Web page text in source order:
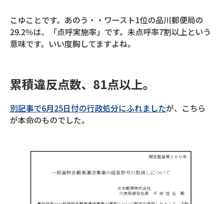
こゆことです。あのう・・ワースト1位の品川郵便局の
29.2％は、「点呼実施率」です。未点呼率7割以上という
意味です。いい度胸してますよね。
累積違反点数、81点以上。
別記事で6月25日付の行政処分にふれましたが、こちら
が本命のものでした。